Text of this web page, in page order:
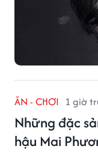
ĂN - CHƠI 1 giờ
Những đặc
hậu Mai